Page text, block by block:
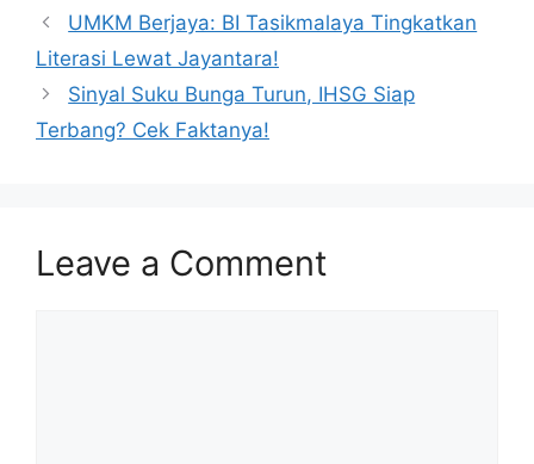
UMKM Berjaya: BI Tasikmalaya Tingkatkan
Literasi Lewat Jayantara!
Sinyal Suku Bunga Turun, IHSG Siap
Terbang? Cek Faktanya!
Leave a Comment